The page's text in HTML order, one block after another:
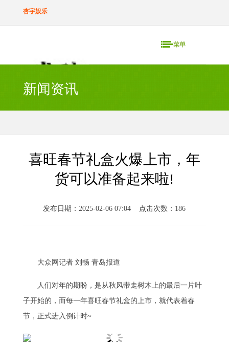
杏宇娱乐
新闻资讯
喜旺春节礼盒火爆上市，年
货可以准备起来啦!
发布日期：2025-02-06 07:04 点击次数：186
大众网记者 刘畅 青岛报道
人们对年的期盼，是从秋风带走树木上的最后一片叶
子开始的，而每一年喜旺春节礼盒的上市，就代表着春
节，正式进入倒计时~